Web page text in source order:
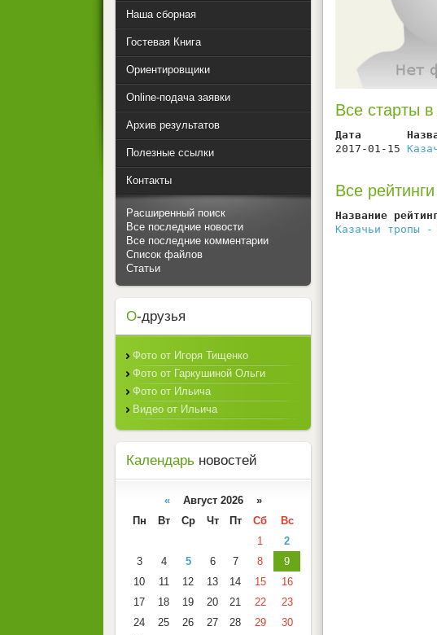
Все старты
Дата
2017-01-15
Все
Название
Казачьи тропы -
Наша сборная
Гостевая Книга
Ориентировщики
Online-подача заявки
Архив результатов
Полезные ссылки
Контакты
Расширенный поиск
Все последние новости
Все последние комментарии
Список файлов
Статьи
О-друзья
Фото от Игоря Тищенко
Фото от Гаркушиной Ольги
Фото от Ильича
Видео от Ильича
Календарь новостей
« Август 2026 »
Пн
Вт Ср Чт Пт Сб
Вс
1
2
3
4 5 6 7 8
9
10
11 12 13 14 15
16
17
18 19 20 21 22
23
24
25 26 27 28 29
30